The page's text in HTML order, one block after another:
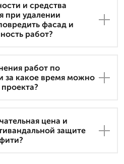
и средства
при удалении
фасад и
работ?
работ по
за какое время можно
цена и
защите